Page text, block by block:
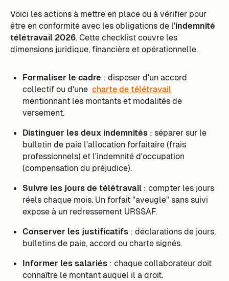
Voici les actions à mettre en place ou à vérifier pour
être en conformité avec les obligations de l'indemnité
télétravail 2026. Cette checklist couvre les
dimensions juridique, financière et opérationnelle.
Formaliser le cadre : disposer d'un accord
collectif ou d'une charte de télétravail
mentionnant les montants et modalités de
versement.
Distinguer les deux indemnités: séparer sur le
bulletin de paie l'allocation forfaitaire (frais
professionnels) et l'indemnité d'occupation
(compensation du préjudice).
Suivre les jours de télétravail: compter les jours
réels chaque mois. Un forfait "aveugle" sans suivi
expose à un redressement URSSAF.
Conserver les justificatifs: déclarations de jours,
bulletins de paie, accord ou charte signés.
Informer les salariés: chaque collaborateur doit
connaître le montant auquel il a droit.